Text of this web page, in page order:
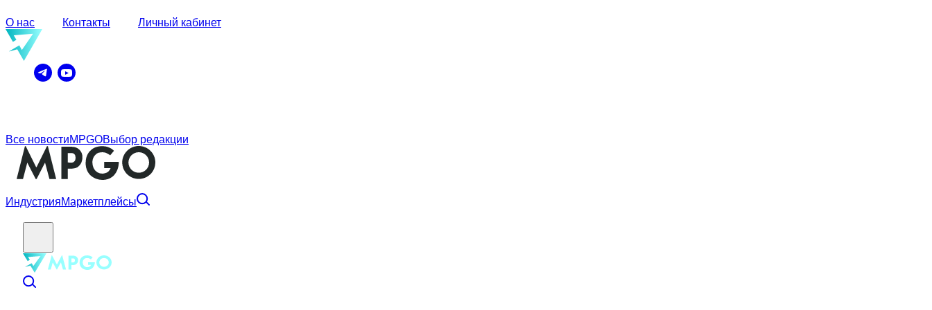
О нас Контакты Личный кабинет
Все новостиMPGOВыбор редакции
ИндустрияМаркетплейсы